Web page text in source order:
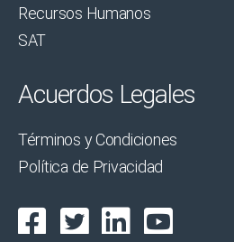
Recursos Humanos
SAT
Acuerdos Legales
Términos y Condiciones
Política de Privacidad